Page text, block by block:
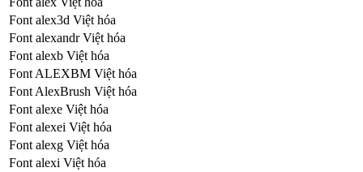
Font alex3d Việt hóa
Font alexandr Việt hóa
Font alexb Việt hóa
Font ALEXBM Việt hóa
Font AlexBrush Việt hóa
Font alexe Việt hóa
Font alexei Việt hóa
Font alexg Việt hóa
Font alexi Việt hóa